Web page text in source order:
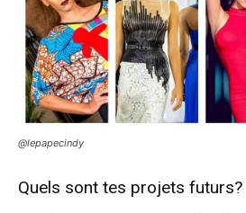
@lepapecindy
Quels sont tes projets futurs?